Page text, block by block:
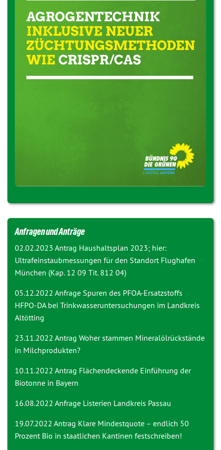
Anfragen und Anträge
02.02.2023 Antrag Haushaltsplan 2023; hier:
Ultrafeinstaubmessungen für den Standort Flughafen
München (Kap. 12 09 Tit. 812 04)
05.12.2022 Anfrage Spuren des PFOA-Ersatzstoffs
HFPO-DA bei Trinkwasseruntersuchungen im Landkreis
Altötting
23.11.2022 Antrag Woher stammen Mineralölrückstände
in Milchprodukten?
10.11.2022 Antrag Flächendeckende Einführung der
Biotonne in Bayern
16.08.2022 Anfrage Listerien Landkreis Passau
19.07.2022 Antrag Klare Mindestquote – endlich 50
Prozent Bio in staatlichen Kantinen festschreiben!